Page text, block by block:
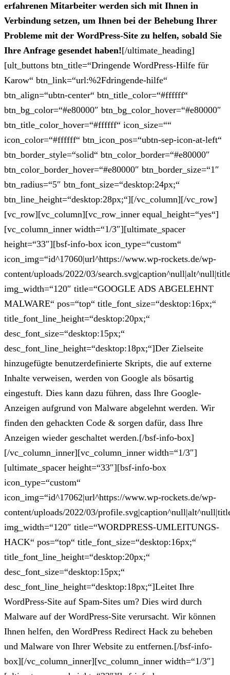
erfahrenen Mitarbeiter werden sich mit Ihnen in
Verbindung setzen, um Ihnen bei der Behebung Ihrer
Probleme mit der WordPress-Site zu helfen, sobald Sie
Ihre Anfrage gesendet haben![/ultimate_heading]
[ult_buttons btn_title=“Dringende WordPress-Hilfe für
Karow“ btn_link=“url:%2Fdringende-hilfe“
btn_align=“ubtn-center“ btn_title_color=“#ffffff“
btn_bg_color=“#e80000″ btn_bg_color_hover=“#e80000″
btn_title_color_hover=“#ffffff“ icon_size=““
icon_color=“#ffffff“ btn_icon_pos=“ubtn-sep-icon-at-left“
btn_border_style=“solid“ btn_color_border=“#e80000″
btn_color_border_hover=“#e80000″ btn_border_size=“1″
btn_radius=“5″ btn_font_size=“desktop:24px;“
btn_line_height=“desktop:28px;“][/vc_column][/vc_row]
[vc_row][vc_column][vc_row_inner equal_height=“yes“]
[vc_column_inner width=“1/3″][ultimate_spacer
height=“33″][bsf-info-box icon_type=“custom“
icon_img=“id^17060|url^https://www.wp-rockets.de/wp-
content/uploads/2022/03/
img_width=“120″ title=“GOOGLE ADS ABGELEHNT
MALWARE“ pos=“top“ title_font_size=“desktop:16px;“
title_font_line_height=“desktop:20px;“
desc_font_size=“desktop:15px;“
desc_font_line_height=“desktop:18px;“]Der Zielseite
hinzugefügte benutzerdefinierte Skripts, die auf externe
Inhalte verweisen, werden von Google als bösartig
eingestuft. Dies kann dazu führen, dass Ihre Google-
Anzeigen aufgrund von Malware abgelehnt werden. Wir
finden den gehackten Code & sorgen dafür, dass Ihre
Anzeigen wieder geschaltet werden.[/bsf-info-box]
[/vc_column_inner][vc_column_inner width=“1/3″]
[ultimate_spacer height=“33″][bsf-info-box
icon_type=“custom“
icon_img=“id^17062|url^https://www.wp-rockets.de/wp-
content/uploads/2022/03/
img_width=“120″ title=“WORDPRESS-UMLEITUNGS-
HACK“ pos=“top“ title_font_size=“desktop:16px;“
title_font_line_height=“desktop:20px;“
desc_font_size=“desktop:15px;“
desc_font_line_height=“desktop:18px;“]Leitet Ihre
WordPress-Site auf Spam-Sites um? Dies wird durch
Malware auf der WordPress-Site verursacht. Wir können
Ihnen helfen, den WordPress Redirect Hack zu beheben
und Malware von Ihrer Website zu entfernen.[/bsf-info-
box][/vc_column_inner][vc_column_inner width=“1/3″]